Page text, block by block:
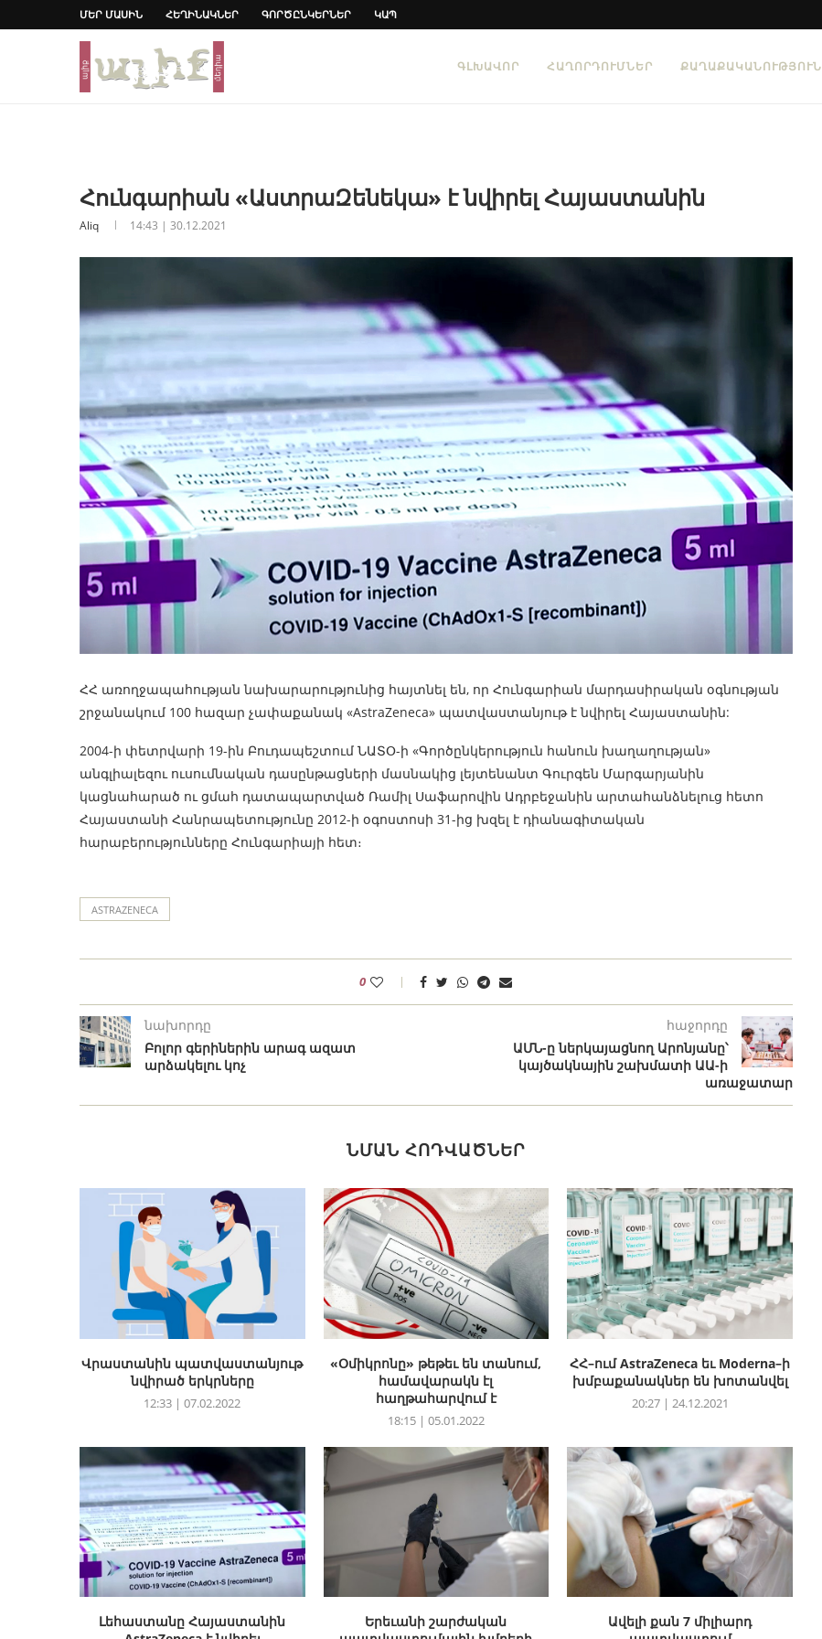
ՄԵՐ ՄԱՍԻՆ ՀԵՂԻՆԱԿՆԵՐ ԳՈՐԾԸՆԿԵՐՆԵՐ ԿԱՊ
ԳԼԽԱՎՈՐ ՀԱՂՈՐԴՈՒՄՆԵՐ ՔԱՂԱՔԱԿԱՆՈՒԹՅՈՒՆ
Հունգարիան «ԱստրաԶենեկա» է նվիրել Հայաստանին
Aliq 14:43 | 30.12.2021
ՀՀ առողջապահության նախարարությունից հայտնել են, որ Հունգարիան մարդասիրական օգնության
շրջանակում 100 հազար չափաքանակ «AstraZeneca» պատվաստանյութ է նվիրել Հայաստանին:
2004-ի փետրվարի 19-ին Բուդապեշտում ՆԱՏՕ-ի «Գործընկերություն հանուն խաղաղության»
անգլիալեզու ուսումնական դասընթացների մասնակից լեյտենանտ Գուրգեն Մարգարյանին
կացնահարած ու ցմահ դատապարտված Ռամիլ Սաֆարովին Ադրբեջանին արտահանձնելուց հետո
Հայաստանի Հանրապետությունը 2012-ի օգոստոսի 31-ից խզել է դիանագիտական
հարաբերությունները Հունգարիայի հետ։
ASTRAZENECA
0
նախորդը
Բոլոր գերիներին արագ ազատ
արձակելու կոչ
հաջորդը
ԱՄՆ-ը ներկայացնող Արոնյանը՝
կայծակնային շախմատի ԱԱ-ի
առաջատար
ՆՄԱՆ ՀՈԴՎԱԾՆԵՐ
Վրաստանին պատվաստանյութ
նվիրած երկրները
12:33 | 07.02.2022
«Օմիկրոնը» թեթեւ են տանում,
համավարակն էլ
հաղթահարվում է
18:15 | 05.01.2022
ՀՀ–ում AstraZeneca եւ Moderna–ի
խմբաքանակներ են խոտանվել
20:27 | 24.12.2021
Լեհաստանը Հայաստանին
Երեւանի շարժական
Ավելի քան 7 միլիարդ